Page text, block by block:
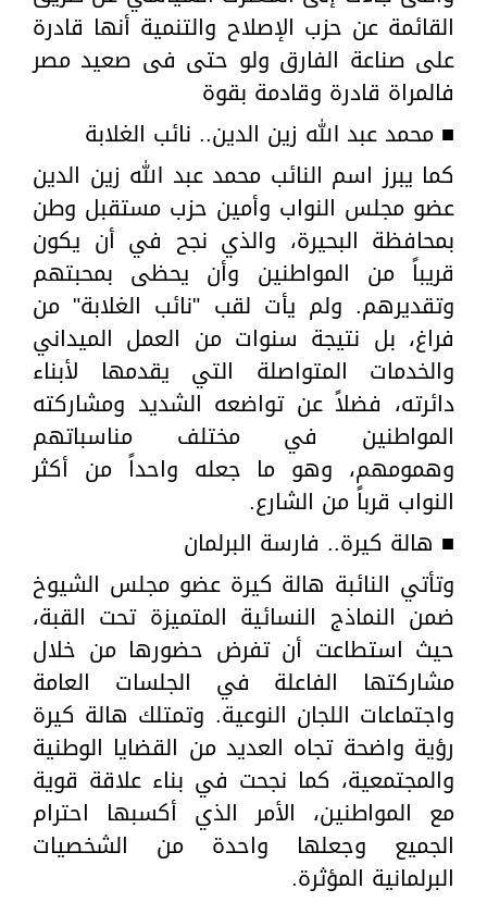
القائمة عن حزب الإصلاح والتنمية أنها قادرة
على صناعة الفارق ولو حتى فى صعيد مصر
فالمراة قادرة وقادمة بقوة
■ محمد عبد الله زين الدين.. نائب الغلابة
كما يبرز اسم النائب محمد عبد الله زين الدين
عضو مجلس النواب وأمين حزب مستقبل وطن
بمحافظة البحيرة، والذي نجح في أن يكون
قريباً من المواطنين وأن يحظى بمحبتهم
وتقديرهم. ولم يأت لقب "نائب الغلابة" من
فراغ، بل نتيجة سنوات من العمل الميداني
والخدمات المتواصلة التي يقدمها لأبناء
دائرته، فضلاً عن تواضعه الشديد ومشاركته
المواطنين في مختلف مناسباتهم
وهمومهم، وهو ما جعله واحداً من أكثر
النواب قرباً من الشارع.
■ هالة كيرة.. فارسة البرلمان
وتأتي النائبة هالة كيرة عضو مجلس الشيوخ
ضمن النماذج النسائية المتميزة تحت القبة،
حيث استطاعت أن تفرض حضورها من خلال
مشاركتها الفاعلة في الجلسات العامة
واجتماعات اللجان النوعية. وتمتلك هالة كيرة
رؤية واضحة تجاه العديد من القضايا الوطنية
والمجتمعية، كما نجحت في بناء علاقة قوية
مع المواطنين، الأمر الذي أكسبها احترام
الجميع وجعلها واحدة من الشخصيات
البرلمانية المؤثرة.